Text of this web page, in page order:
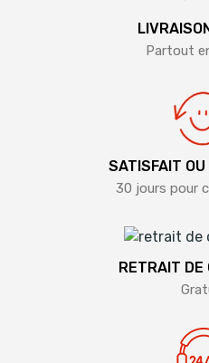
Partout
SATISFAIT OU
30 jours pour
RETRAIT DE